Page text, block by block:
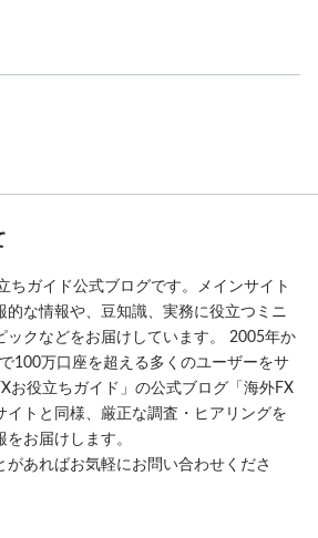
ちガイド公式ブログです。メインサイト
的な情報や、豆知識、実務に役立つミニ
ックなどをお届けしています。 2005年か
100万口座を超える多くのユーザーをサ
お役立ちガイド」の公式ブログ「海外FX
イトと同様、厳正な調査・ヒアリングを
お届けします。
があればお気軽にお問い合わせくださ